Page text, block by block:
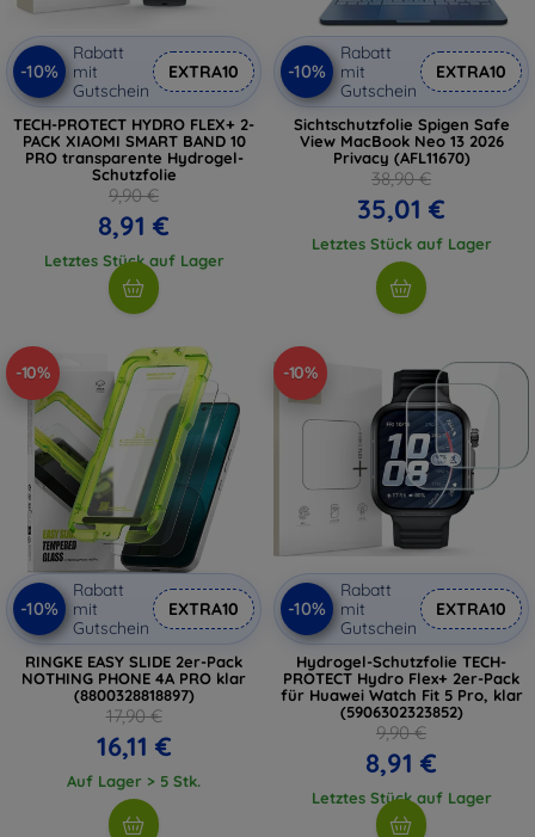
-10%
Rabatt
mit
Gutschein
EXTRA10
TECH-PROTECT HYDRO FLEX+ 2-
PACK XIAOMI SMART BAND 10
PRO transparente Hydrogel-
Schutzfolie
9,90 €
8,91 €
Letztes Stück auf Lager
-10%
Rabatt
mit
Gutschein
EXTRA10
Sichtschutzfolie Spigen Safe
View MacBook Neo 13 2026
Privacy (AFL11670)
38,90 €
35,01 €
Letztes Stück auf Lager
-10%
-10%
Rabatt
mit
Gutschein
EXTRA10
RINGKE EASY SLIDE 2er-Pack
NOTHING PHONE 4A PRO klar
(8800328818897)
17,90 €
16,11 €
Auf Lager > 5 Stk.
-10%
-10%
Rabatt
mit
Gutschein
EXTRA10
Hydrogel-Schutzfolie TECH-
PROTECT Hydro Flex+ 2er-Pack
für Huawei Watch Fit 5 Pro, klar
(5906302323852)
9,90 €
8,91 €
Letztes Stück auf Lager